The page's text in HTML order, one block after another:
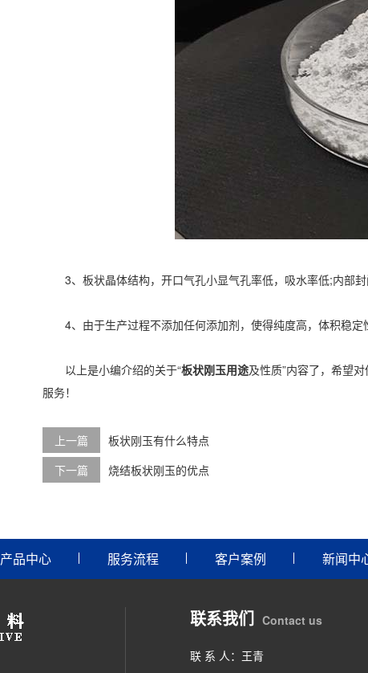
3、板状晶体结构，开口气孔小显气孔率低，吸水率低;内部封
4、由于生产过程不添加任何添加剂，使得纯度高，体积稳定
以上是小编介绍的关于“板状刚玉用途及性质”内容了，希望
服务！
上一篇
板状刚玉有什么特点
下一篇
烧结板状刚玉的优点
产品中心 服务流程 客户案例 新闻中
联系我们 Contact us
联 系 人：王青